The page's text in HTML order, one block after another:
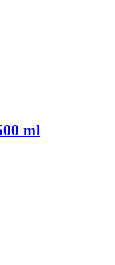
ml